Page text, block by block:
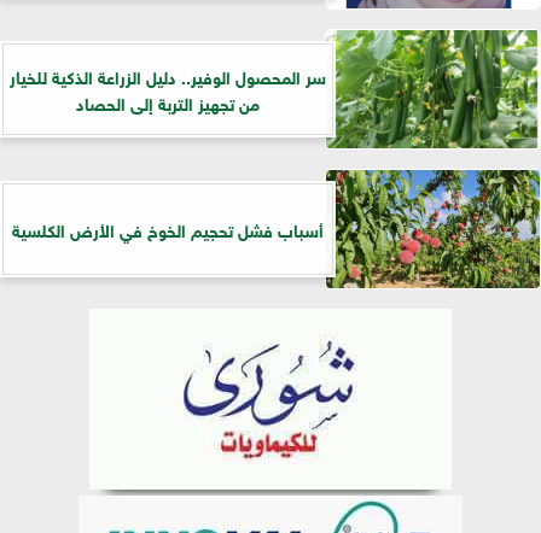
سر المحصول الوفير.. دليل الزراعة الذكية للخيار
من تجهيز التربة إلى الحصاد
أسباب فشل تحجيم الخوخ في الأرض الكلسية